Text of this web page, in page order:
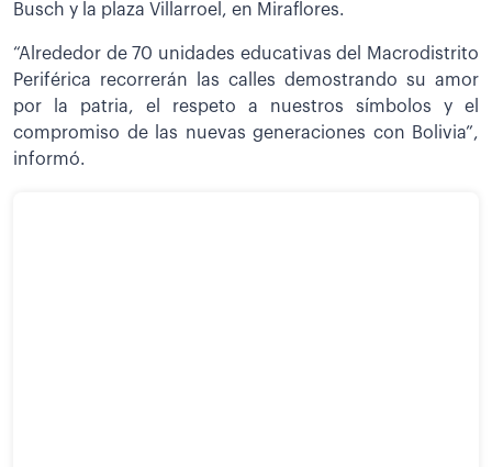
Busch y la plaza Villarroel, en Miraflores.
“Alrededor de 70 unidades educativas del Macrodistrito
Periférica recorrerán las calles demostrando su amor
por la patria, el respeto a nuestros símbolos y el
compromiso de las nuevas generaciones con Bolivia”,
informó.